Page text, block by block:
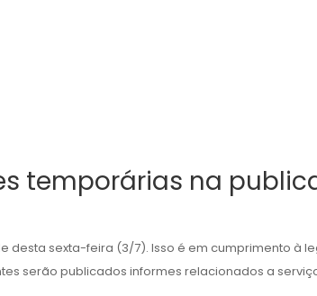
temporárias na
desta sexta-feira (3/7). Isso é em cumprimento à
serão publicados informes relacionados a